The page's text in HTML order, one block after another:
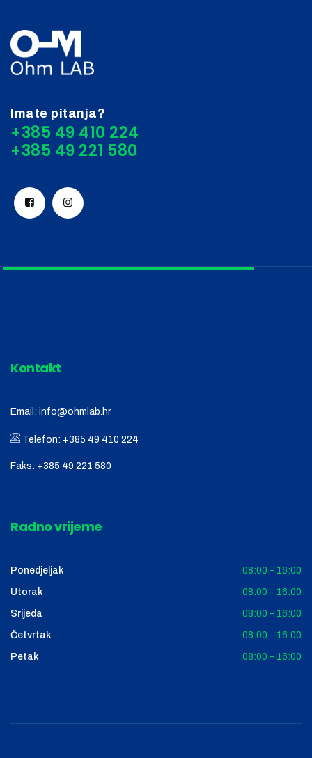
Imate pitanja?
+385 49 410 224
Kontakt
Email: info@ohmlab.hr
Telefon: +385 49 410 224
Faks: +385 49 221 580
Radno vrijeme
Ponedjeljak 08:00 – 16:00
Utorak 08:00 – 16:00
Srijeda 08:00 – 16:00
Četvrtak 08:00 – 16:00
Petak 08:00 – 16:00